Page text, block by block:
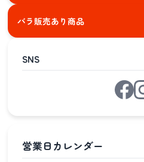
バラ販売あり商品
SNS